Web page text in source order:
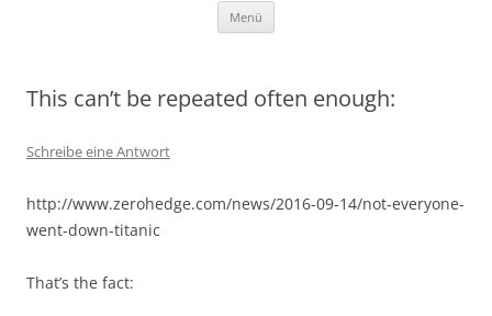
Menü
This can’t be repeated often enough:
Schreibe eine Antwort
http://www.zerohedge.com/news/2016-09-14/not-everyone-
went-down-titanic
That’s the fact: